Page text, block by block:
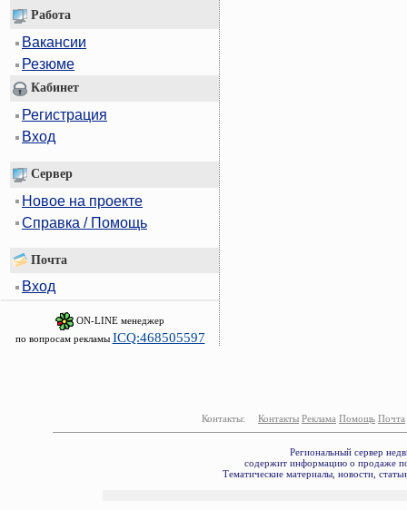
Работа
Вакансии
Резюме
Кабинет
Регистрация
Вход
Сервер
Новое на проекте
Справка / Помощь
Почта
Вход
ON-LINE менеджер
по вопросам рекламы ICQ:468505597
Контакты: Контакты Реклама Помощь Почта
Региональный сервер
содержит информацию о продаже
Тематические материалы, новости,